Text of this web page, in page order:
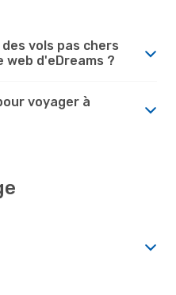
vols pas chers
web d'eDreams ?
voyager à